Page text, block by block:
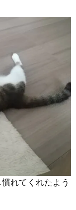
れてくれたよう